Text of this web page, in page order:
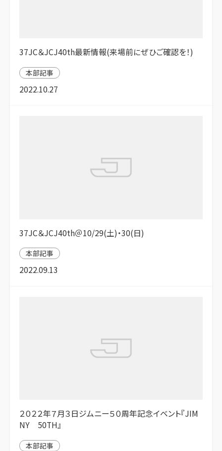
37JC＆JCJ40th最新情報(来場前にぜひご確認を！)
本部記事
2022.10.27
37JC＆JCJ40th＠10/29(土)・30(日)
本部記事
2022.09.13
２０２２年７月３日ジムニー５０周年記念イベント『JIM
NY 50TH』
本部記事